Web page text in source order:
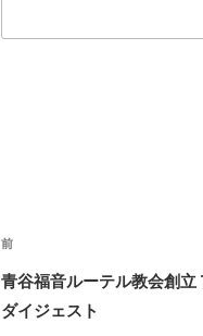
投
稿
ナ
前
の
投
前
青谷福音ルーテル教会創立
ダイジェスト